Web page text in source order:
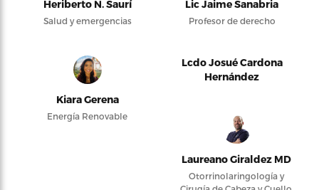
Heriberto N. Saurí
Salud y emergencias
Lic Jaime Sanabria
Profesor de derecho
Kiara Gerena
Energía Renovable
Lcdo Josué Cardona
Hernández
Laureano Giraldez MD
Otorrinolaringología y